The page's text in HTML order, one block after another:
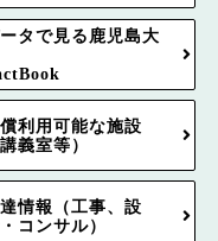
タで見る鹿児島大
利用可能な施設
講義室等）
情報（工事、設
コンサル）